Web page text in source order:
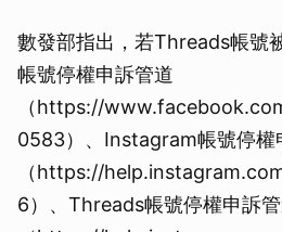
數發部指出，若Threads帳號
帳號停權申訴管道
（https://
0583）、Instagram帳號停權
（https://
6）、Threads帳號停權申訴